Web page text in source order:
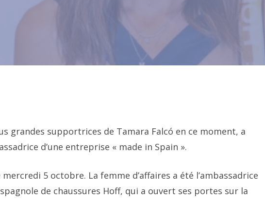
grandes supportrices de Tamara Falcó en ce moment, a
d’une entreprise « made in Spain ».
mercredi 5 octobre. La femme d’affaires a été l’ambassadrice
de chaussures Hoff, qui a ouvert ses portes sur la